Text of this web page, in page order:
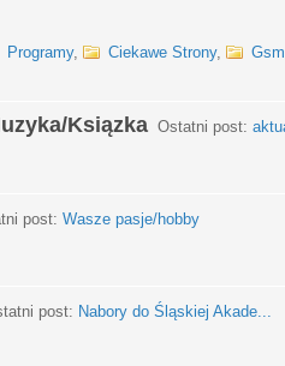
Programy, Ciekawe Strony,
Gsm
Ksiązka Ostatni post:
post: Wasze pasje/hobby
post: Nabory do Śląskiej Akade...